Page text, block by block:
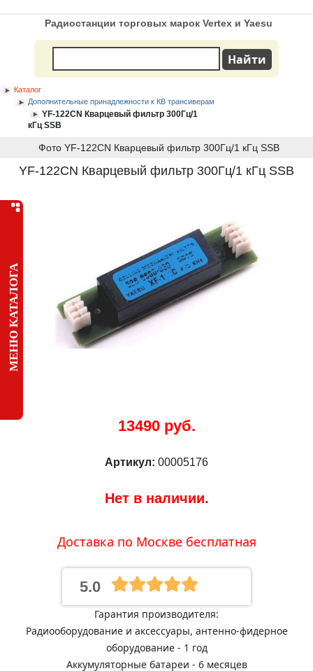
МЕНЮ КАТАЛОГА
Радиостанции торговых марок Vertex и Yaesu
Каталог
Дополнительные принадлежности к КВ трансиверам
YF-122CN Кварцевый фильтр 300Гц/1
кГц SSB
Фото YF-122CN Кварцевый фильтр 300Гц/1 кГц SSB
YF-122CN Кварцевый фильтр 300Гц/1 кГц SSB
13490 руб.
Артикул: 00005176
Нет в наличии.
Доставка по Москве бесплатная
5.0
Гарантия производителя:
Радиооборудование и аксессуары, антенно-фидерное
оборудование - 1 год
Аккумуляторные батареи - 6 месяцев